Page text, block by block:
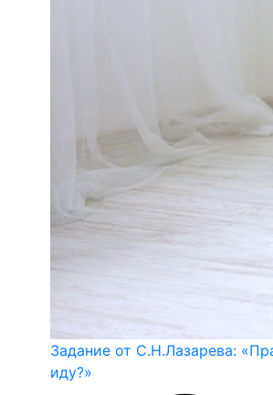
Задание от С.Н.Лазарева:
иду?»